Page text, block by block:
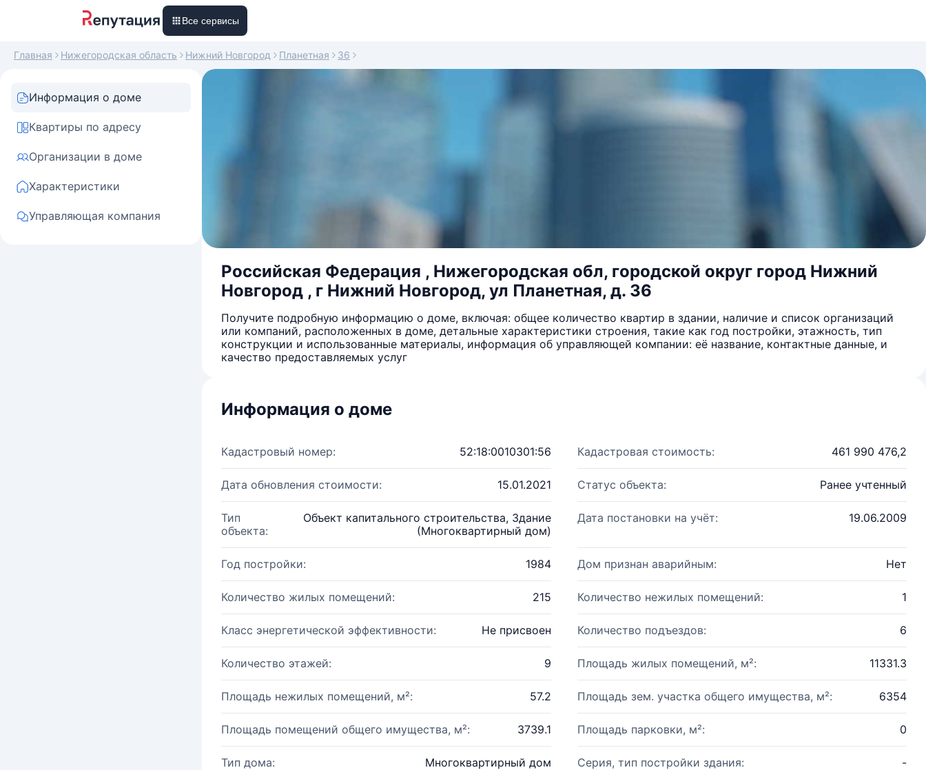
Все сервисы
Главная Нижегородская область Нижний Новгород Планетная 36
Информация о доме
Квартиры по адресу
Организации в доме
Характеристики
Управляющая компания
Российская Федерация , Нижегородская обл, городской округ город Нижний
Новгород , г Нижний Новгород, ул Планетная, д. 36
Получите подробную информацию о доме, включая: общее количество квартир в здании, наличие и список организаций
или компаний, расположенных в доме, детальные характеристики строения, такие как год постройки, этажность, тип
конструкции и использованные материалы, информация об управляющей компании: её название, контактные данные, и
качество предоставляемых услуг
Информация о доме
Кадастровый номер: 52:18:0010301:56 Кадастровая стоимость: 461 990 476,2
Дата обновления стоимости: 15.01.2021 Статус объекта: Ранее учтенный
Тип
объекта:
Объект капитального строительства, Здание
(Многоквартирный дом)
Дата постановки на учёт: 19.06.2009
Год постройки: 1984 Дом признан аварийным: Нет
Количество жилых помещений: 215 Количество нежилых помещений: 1
Класс энергетической эффективности: Не присвоен Количество подъездов: 6
Количество этажей: 9 Площадь жилых помещений, м²: 11331.3
Площадь нежилых помещений, м²: 57.2 Площадь зем. участка общего имущества, м²: 6354
Площадь помещений общего имущества, м²: 3739.1 Площадь парковки, м²: 0
Тип дома: Многоквартирный дом Серия, тип постройки здания: -